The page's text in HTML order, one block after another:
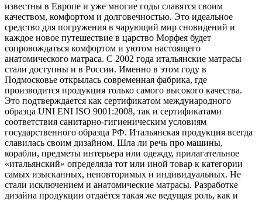
известны в Европе и уже многие годы славятся своим
качеством, комфортом и долговечностью. Это идеальное
средство для погружения в чарующий мир сновидений и
каждое новое путешествие в царство Морфея будет
сопровождаться комфортом и уютом настоящего
анатомического матраса. С 2002 года итальянские матрасы
стали доступны и в России. Именно в этом году в
Подмосковье открылась современная фабрика, где
производится продукция только самого высокого качества.
Это подтверждается как сертификатом международного
образца UNI ENI ISO 9001:2008, так и сертификатами
соответствия санитарно-гигиеническим условиям
государственного образца РФ. Итальянская продукция всегда
славилась своим дизайном. Шла ли речь про машины,
корабли, предметы интерьера или одежду, прилагательное
«итальянский» определяла тот или иной товар к категории
самых изысканных, неповторимых и индивидуальных. Не
стали исключением и анатомические матрасы. Разработке
дизайна продукции отдаётся такая же ведущая роль, как и